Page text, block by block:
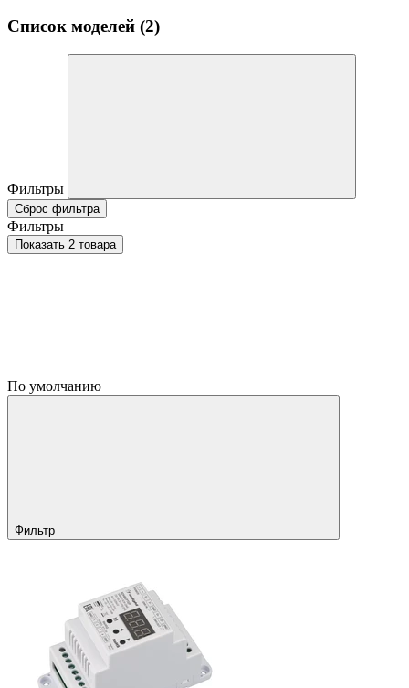
Список моделей (2)
Фильтры
Сброс фильтра
Фильтры
Показать 2 товара
По умолчанию
Фильтр